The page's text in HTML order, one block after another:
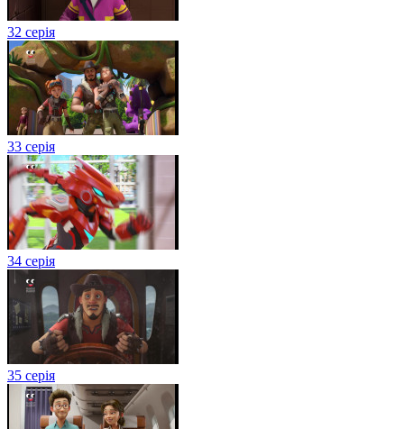
32 серія
33 серія
34 серія
35 серія